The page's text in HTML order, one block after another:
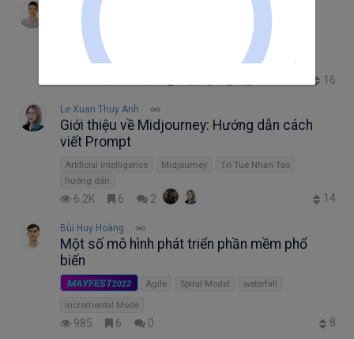
Le Van Nghia
đảm bảo
CyberSecurity
16
Le Xuan Thuy Anh
Giới thiệu về Midjourney: Hướng dẫn cách
viết Prompt
Artificial Intelligence Midjourney
Tri Tue Nhan Tao
hướng dẫn
6.2K 6 2 14
Bùi Huy Hoàng
Một số mô hình phát triển phần mềm phổ
biến
MAYFEST2023 Agile Spiral Model waterfall
Incremental Mode
985 6 0 8